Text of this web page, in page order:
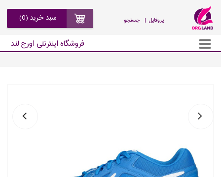
جستجو | پروفایل
فروشگاه اینترنتی اورج لند
سبد خرید (0)